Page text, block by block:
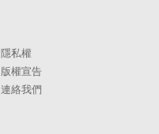
隱私權
版權宣告
連絡我們